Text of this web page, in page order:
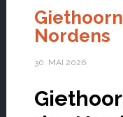
Nordens
30. MAI 2026